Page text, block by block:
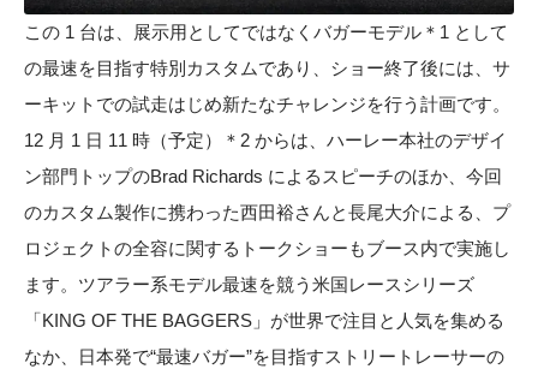
この 1 台は、展示用としてではなくバガーモデル＊1 として
の最速を目指す特別カスタムであり、ショー終了後には、サ
ーキットでの試走はじめ新たなチャレンジを行う計画です。
12 月 1 日 11 時（予定）＊2 からは、ハーレー本社のデザイ
ン部門トップのBrad Richards によるスピーチのほか、今回
のカスタム製作に携わった西田裕さんと長尾大介による、プ
ロジェクトの全容に関するトークショーもブース内で実施し
ます。ツアラー系モデル最速を競う米国レースシリーズ
「KING OF THE BAGGERS」が世界で注目と人気を集める
なか、日本発で“最速バガー”を目指すストリートレーサーの